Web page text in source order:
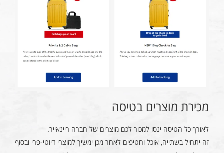
מכירת מוצרים בטיסה
לאורך כל הטיסה ינסו למכור לכם מוצרים של חברה ריינאייר.
זה יתחיל בשתייה, אוכל וחטיפים לאחר מכן ימשיך למוצרי דיוטי-פרי ובסוף